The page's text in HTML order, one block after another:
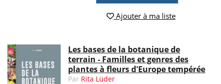
Ajouter à ma liste
Les bases de la botanique de
terrain - Familles et genres des
plantes à fleurs d'Europe tempérée
Par Rita Lüder